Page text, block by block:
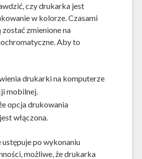
czy drukarka jest
w kolorze. Czasami
zmienione na
Aby to
drukarki na komputerze
mobilnej.
opcja drukowania
włączona.
ustępuje po wykonaniu
możliwe, że drukarka